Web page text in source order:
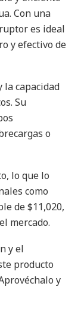
Con una
es ideal
y efectivo de
la capacidad
Su
o
lo que lo
como
de $11,020,
mercado.
y el
producto
y